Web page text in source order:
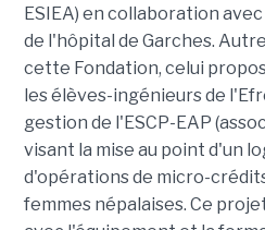
ESIEA) en collaboration
de l'hôpital de Garches.
cette Fondation, celui
les élèves-ingénieurs de
gestion de l'ESCP-EAP
visant la mise au point d'un
d'opérations de micro-
femmes népalaises. Ce